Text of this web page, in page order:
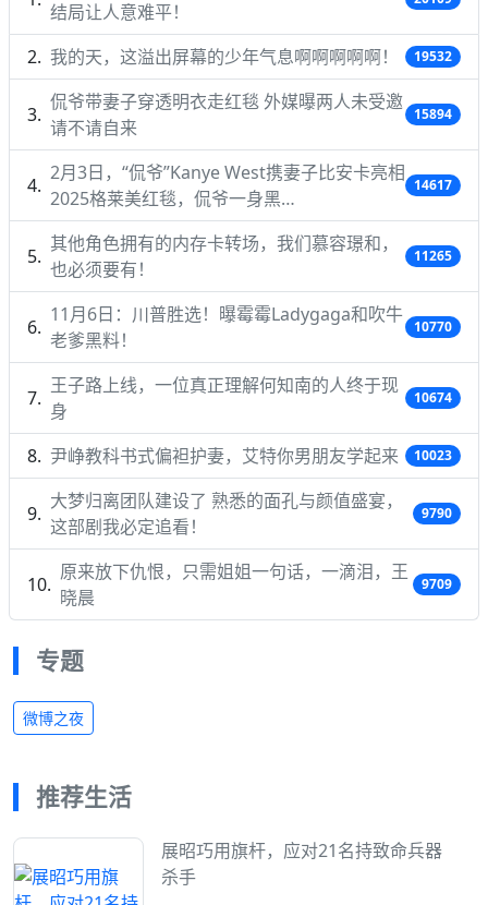
结局让人意难平！
我的天，这溢出屏幕的少年气息啊啊啊啊啊！ 19532
侃爷带妻子穿透明衣走红毯 外媒曝两人未受邀
请不请自来
15894
2月3日，“侃爷”Kanye West携妻子比安卡亮相
2025格莱美红毯，侃爷一身黑…
14617
其他角色拥有的内存卡转场，我们慕容璟和，
也必须要有！
11265
11月6日：川普胜选！曝霉霉Ladygaga和吹牛
老爹黑料！
10770
王子路上线，一位真正理解何知南的人终于现
身
10674
尹峥教科书式偏袒护妻，艾特你男朋友学起来 10023
大梦归离团队建设了 熟悉的面孔与颜值盛宴，
这部剧我必定追看！
9790
原来放下仇恨，只需姐姐一句话，一滴泪，王
晓晨
9709
专题
微博之夜
推荐生活
展昭巧用旗杆，应对21名持致命兵器
杀手